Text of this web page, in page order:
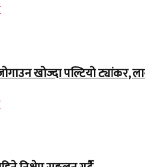
खोज्दा पल्टियो ट्यांकर,